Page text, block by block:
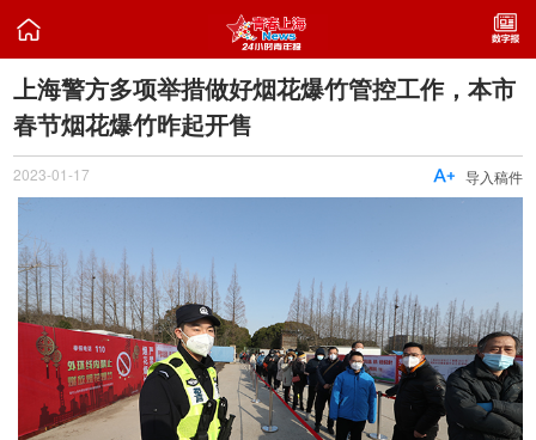

上海警方多项举措做好烟花爆竹管控工作，本市
春节烟花爆竹昨起开售
2023-01-17 导入稿件
